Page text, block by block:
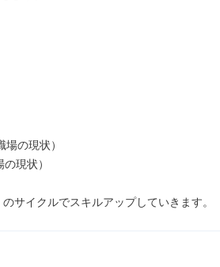
の現状）
現状）
サイクルでスキルアップしていきます。